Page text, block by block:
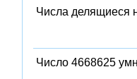
Числа делящиеся
Число 4668625